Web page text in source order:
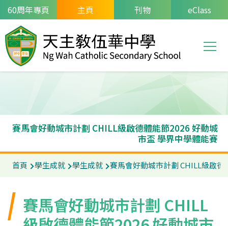
移至主內容
60周年專頁 主頁 刊物 eClass
Main
賽馬會好動城市計劃 CHILL級啟德體能節2026 好動城
市盃 學界中學體能賽
導
連
結
首頁 學生成就 學生成就 賽馬會好動城市計劃 CHILL級啟德
賽馬會好動城市計劃 CHILL